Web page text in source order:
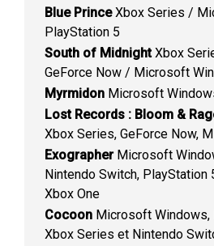
Blue PrinceXbox Series /
PlayStation 5
South of MidnightXbox
GeForce Now / Microsoft
Myrmidon Microsoft
Lost Records : Bloom &
Xbox Series, GeForce Now,
ExographerMicrosoft
Nintendo Switch, PlayStation
Xbox One
Cocoon Microsoft Windows,
Xbox Series et Nintendo